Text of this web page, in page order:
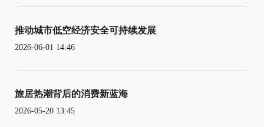
推动城市低空经济安全可持续发展
2026-06-01 14:46
旅居热潮背后的消费新蓝海
2026-05-20 13:45